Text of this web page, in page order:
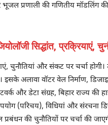
की गणितीय मॉडलिंग की
सिद्धांत, प्रक्रियाएं,
चुनौतियां और संकट पर चर्चा
अलावा वॉटर वेल निर्माण,
और डेटा संग्रह, बिहार राज्य की
(परिचय), विधियां और
की चुनौतियों पर चर्चा की